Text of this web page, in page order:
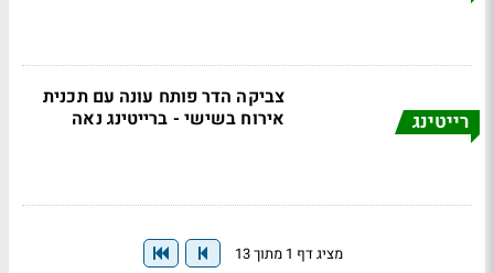
רייטינג
צביקה הדר פותח עונה עם תכנית
אירוח בשישי - ברייטינג נאה
מציג דף 1 מתוך 13